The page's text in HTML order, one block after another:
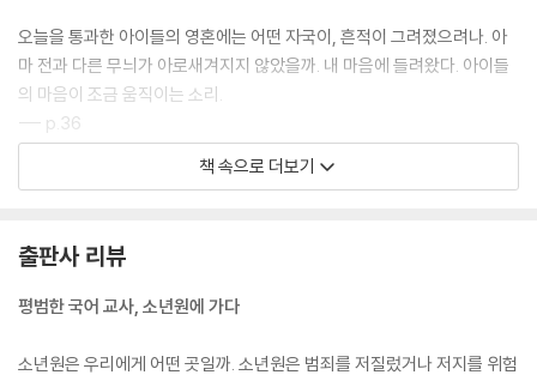
오늘을 통과한 아이들의 영혼에는 어떤 자국이, 흔적이 그려졌으려나. 아
마 전과 다른 무늬가 아로새겨지지 않았을까. 내 마음에 들려왔다. 아이들
의 마음이 조금 움직이는 소리.
--- p.36
우리는 부족할지라도 환대의 준비를 했다. 이 시간의 함께 읽기 경험에 어
이다. 사람의 온기를 느끼는 연습이다. 이런 연습이 쌓이면 삶에서 적어도
‘나’를 소외시키지는 않을 것 같다. 막 살지 않을 것 같다. 길 밖으로 떨어지
더라도 자신을 돌보며 다시 삶의 길 위에 올라서게 되지 않을까. 두 다리에
힘주고 걸어가게 되지 않을까.
책 속으로 더보기
출판사 리뷰
평범한 국어 교사, 소년원에 가다
소년원은 우리에게 어떤 곳일까. 소년원은 범죄를 저질렀거나 저지를 위험